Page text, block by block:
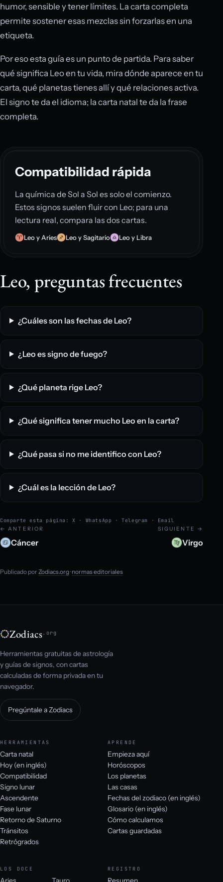
humor, sensible y tener límites. La carta completa
permite sostener esas mezclas sin forzarlas en una
etiqueta.
Por eso esta guía es un punto de partida. Para saber
qué significa Leo en tu vida, mira dónde aparece en tu
carta, qué planetas tienes allí y qué relaciones activa.
El signo te da el idioma; la carta natal te da la frase
completa.
Compatibilidad rápida
La química de Sol a Sol es solo el comienzo.
Estos signos suelen fluir con Leo; para una
lectura real, compara las dos cartas.
Leo y Aries Leo y Sagitario Leo y Libra
Leo, preguntas frecuentes
¿Cuáles son las fechas de Leo?
¿Leo es signo de fuego?
¿Qué planeta rige Leo?
¿Qué significa tener mucho Leo en la carta?
¿Qué pasa si no me identifico con Leo?
¿Cuál es la lección de Leo?
Comparte esta página: X · WhatsApp ·Telegram · Email
← ANTERIOR
Cáncer
SIGUIENTE →
Virgo
Publicado por Zodiacs.org·normas editoriales
Zodiacs.org
Herramientas gratuitas de astrología
y guías de signos, con cartas
calculadas de forma privada en tu
navegador.
Pregúntale a Zodiacs
HERRAMIENTAS
Carta natal
Hoy (en inglés)
Compatibilidad
Signo lunar
Ascendente
Fase lunar
Retorno de Saturno
Tránsitos
Retrógrados
APRENDE
Empieza aquí
Horóscopos
Los planetas
Las casas
Fechas del zodiaco (en inglés)
Glosario (en inglés)
Cómo calculamos
Cartas guardadas
LOS DOCE REGISTRO